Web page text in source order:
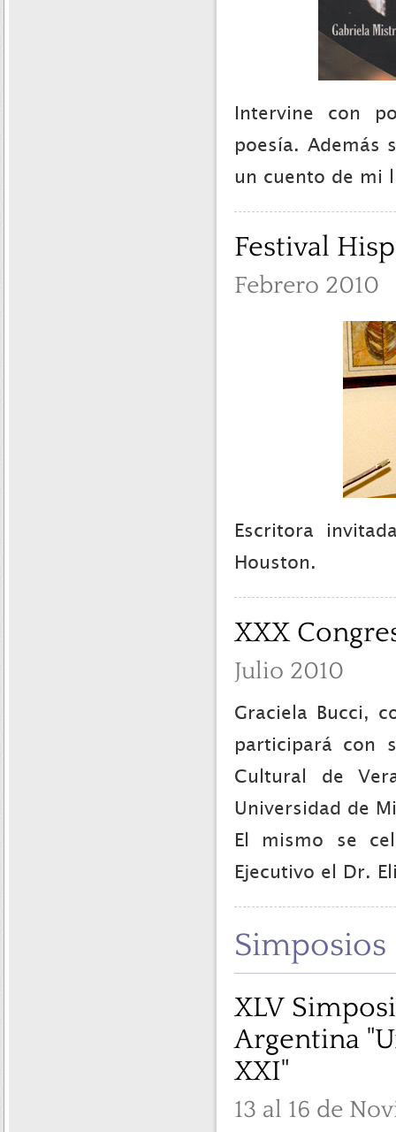
Intervine con
poesía. Además
un cuento de mi
Festival
Febrero 2010
Escritora
Houston.
XXX
Julio 2010
Graciela Bucci,
participará con
Cultural de
Universidad de
El mismo se
Ejecutivo el Dr.
Simposios
XLV
Argentina
XXI"
13 al 16 de